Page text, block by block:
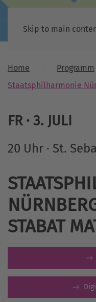
Skip to main
Home Programm
Staatsphilharmonie
FR· 3. JULI
20 Uhr · St.
STABAT